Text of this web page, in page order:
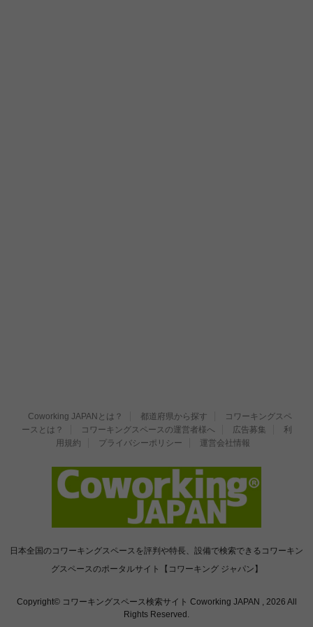
Coworking JAPANとは？ 都道府県から探す
コワーキングスペ
ースとは？
コワーキングスペースの運営者様へ 広告募集
利
用規約
プライバシーポリシー 運営会社情報
日本全国のコワーキングスペースを評判や特長、設備で検索できるコワーキン
グスペースのポータルサイト【コワーキング ジャパン】
Copyright© コワーキングスペース検索サイト Coworking JAPAN , 2026 All
Rights Reserved.